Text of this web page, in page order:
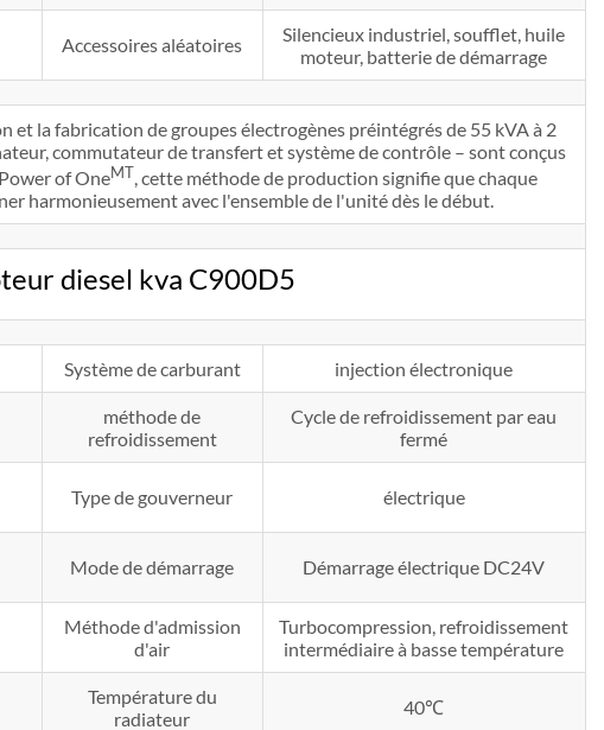
Accessoires aléatoires
Silencieux industriel, soufflet, huile
moteur, batterie de démarrage
la fabrication de groupes électrogènes préintégrés de 55 kVA à 2
commutateur de transfert et système de contrôle – sont conçus
of OneMT, cette méthode de production signifie que chaque
harmonieusement avec l'ensemble de l'unité dès le début.
diesel kva C900D5
Système de carburant injection électronique
méthode de
refroidissement
Cycle de refroidissement par eau
fermé
Type de gouverneur électrique
Mode de démarrage Démarrage électrique DC24V
Méthode d'admission
d'air
Turbocompression, refroidissement
intermédiaire à basse température
Température du
radiateur
40℃